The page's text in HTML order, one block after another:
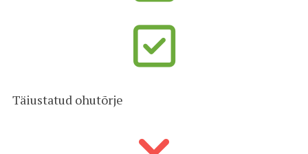
Täiustatud ohutõrje